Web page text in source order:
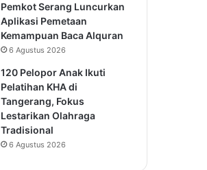
Pemkot Serang Luncurkan
Aplikasi Pemetaan
Kemampuan Baca Alquran
6 Agustus 2026
120 Pelopor Anak Ikuti
Pelatihan KHA di
Tangerang, Fokus
Lestarikan Olahraga
Tradisional
6 Agustus 2026